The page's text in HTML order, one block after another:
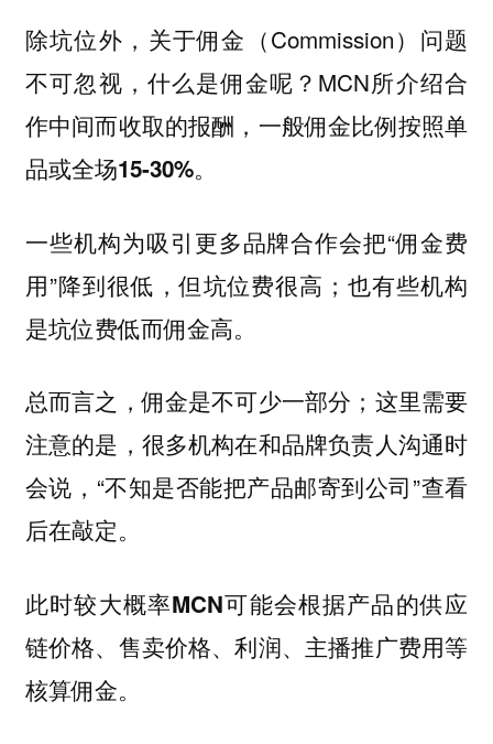
除坑位外，关于佣金（Commission）问题
不可忽视，什么是佣金呢？MCN所介绍合
作中间而收取的报酬， 一般佣金比例按照单
品或全场15-30%。
一些机构为吸引更多品牌合作会把“佣金费
用”降到很低，但坑位费很高；也有些机构
是坑位费低而佣金高。
总而言之，佣金是不可少一部分；这里需要
注意的是，很多机构在和品牌负责人沟通时
会说，“不知是否能把产品邮寄到公司”查看
后在敲定。
此时较大概率MCN可能会根据产品的供应
链价格、售卖价格、利润、主播推广费用等
核算佣金。